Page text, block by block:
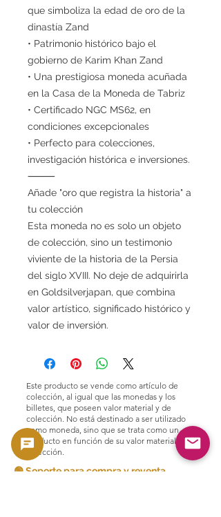
que simboliza la edad de oro de la
dinastía Zand
• Patrimonio histórico bajo el
gobierno de Karim Khan Zand
• Una prestigiosa moneda acuñada
en la Casa de la Moneda de Tabriz
• Certificado NGC MS62, en
condiciones excepcionales
• Perfecto para colecciones,
investigación histórica e inversiones.
⸻
Añade "oro que registra la historia" a
tu colección
Esta moneda no es solo un objeto
de colección, sino un testimonio
viviente de la historia de la Persia
del siglo XVIII. No deje de adquirirla
en Goldsilverjapan, que combina
valor artístico, significado histórico y
valor de inversión.
Este producto se vende como artículo de
colección, al igual que las monedas y los
billetes, que poseen valor material y de
colección. No está destinado a ser utilizado
como moneda, sino que se trata como un
producto en función de su valor material y de
colección.
🟢 Soporte para compra y reventa